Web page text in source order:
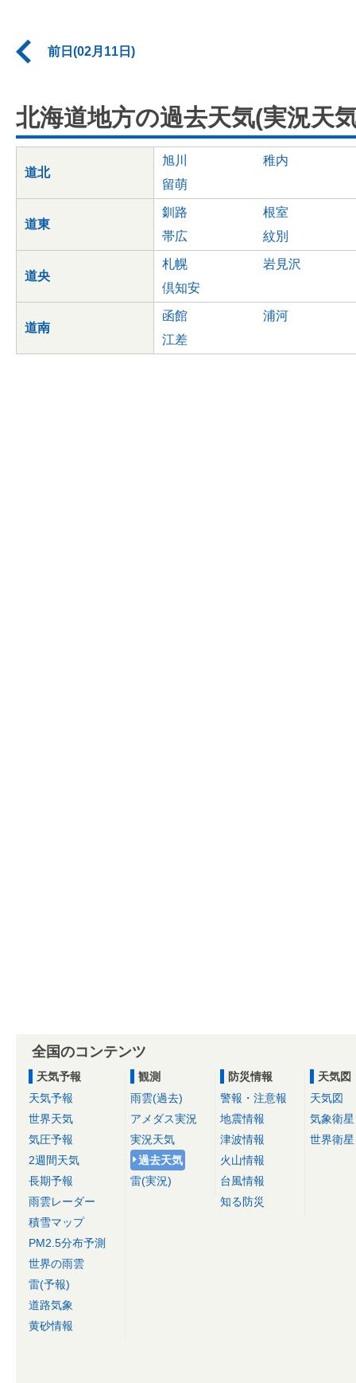
前日(02月11日)
北海道地方の過去天気(実況天
道北
旭川
稚内
留萌
道東
釧路
根室
帯広
紋別
道央
札幌
岩見沢
倶知安
道南
函館
浦河
江差
全国のコンテンツ
天気予報
天気予報
世界天気
気圧予報
2週間天気
長期予報
雨雲レーダー
積雪マップ
PM2.5分布予測
世界の雨雲
雷(予報)
道路気象
黄砂情報
観測
雨雲(過去)
アメダス実況
実況天気
過去天気
雷(実況)
防災情報
警報・注意報
地震情報
津波情報
火山情報
台風情報
知る防災
天気図
天気図
気象衛星
世界衛星